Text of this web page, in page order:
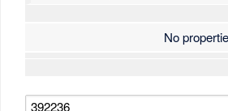
No